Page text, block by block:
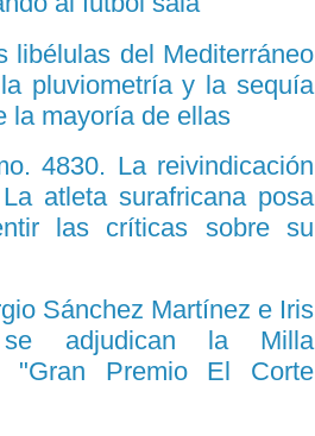
libélulas del Mediterráneo
pluviometría y la sequía
la mayoría de ellas
4830. La reivindicación
atleta surafricana posa
las críticas sobre su
Sánchez Martínez e Iris
se adjudican la Milla
"Gran Premio El Corte